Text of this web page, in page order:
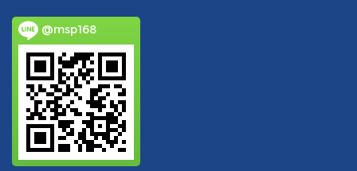
@msp168